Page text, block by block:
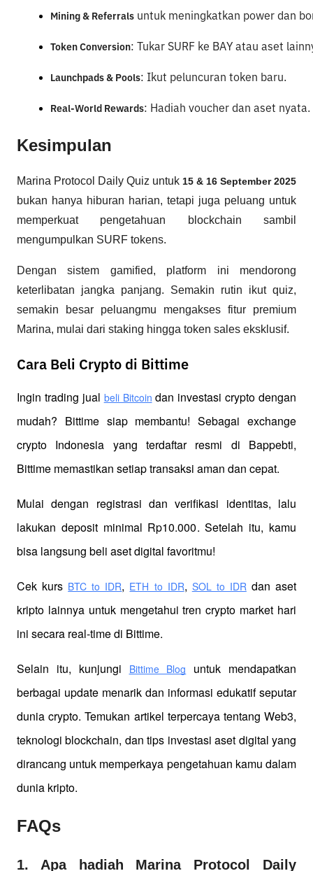
Mining & Referrals untuk meningkatkan power dan
Token Conversion: Tukar SURF ke BAY atau aset
Launchpads & Pools: Ikut peluncuran token baru.
Real-World Rewards: Hadiah voucher dan aset nyata.
Kesimpulan
Marina Protocol Daily Quiz untuk 15 & 16 September 2025
bukan hanya hiburan harian, tetapi juga peluang untuk
memperkuat pengetahuan blockchain sambil
mengumpulkan SURF tokens.
Dengan sistem gamified, platform ini mendorong
keterlibatan jangka panjang. Semakin rutin ikut quiz,
semakin besar peluangmu mengakses fitur premium
Marina, mulai dari staking hingga token sales eksklusif.
Cara Beli Crypto di Bittime
Ingin trading jual beli Bitcoin dan investasi crypto dengan
mudah? Bittime siap membantu! Sebagai exchange
crypto Indonesia yang terdaftar resmi di Bappebti,
Bittime memastikan setiap transaksi aman dan cepat.
Mulai dengan registrasi dan verifikasi identitas, lalu
lakukan deposit minimal Rp10.000. Setelah itu, kamu
bisa langsung beli aset digital favoritmu!
Cek kurs BTC to IDR, ETH to IDR, SOL to IDR dan aset
kripto lainnya untuk mengetahui tren crypto market hari
ini secara real-time di Bittime.
Selain itu, kunjungi Bittime Blog
untuk mendapatkan
berbagai update menarik dan informasi edukatif seputar
dunia crypto. Temukan artikel terpercaya tentang Web3,
teknologi blockchain, dan tips investasi aset digital yang
dirancang untuk memperkaya pengetahuan kamu dalam
dunia kripto.
FAQs
1. Apa hadiah Marina Protocol Daily